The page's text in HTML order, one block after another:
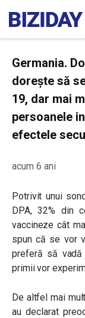
Germania.
dorește să
19, dar mai
persoanele
efectele
acum 6 ani
Potrivit unui
DPA, 32% din
vaccineze cât
spun că se vor
preferă să
primii vor
De altfel mai
au declarat